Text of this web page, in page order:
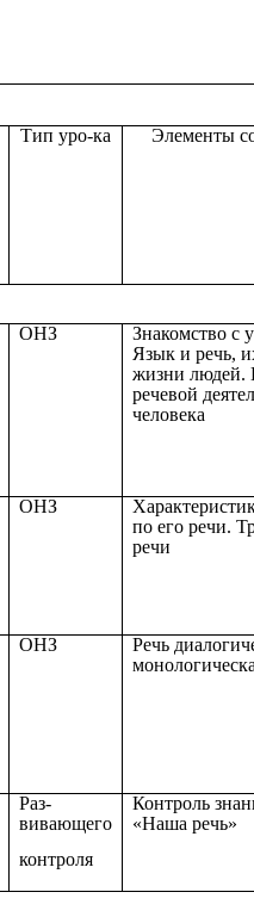
Тип уро-ка Элементы
ОНЗ
Знакомство с
Язык и речь,
жизни людей.
речевой
человека
ОНЗ
по его речи.
речи
ОНЗ
Речь
Раз-
вивающего
контроля
Контроль
«Наша речь»